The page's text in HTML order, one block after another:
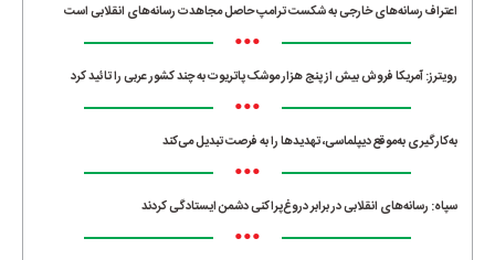
اعتراف رسانه‌های خارجی به شکست ترامپ حاصل مجاهدت رسانه‌های انقلابی است
•••
رویترز: آمریکا فروش بیش از پنج هزار موشک پاتریوت به چند کشور عربی را تائید کرد
•••
به‌کارگیری به‌موقع دیپلماسی، تهدیدها را به فرصت تبدیل می‌کند
•••
سپاه: رسانه‌های انقلابی در برابر دروغ‌پراکنی دشمن ایستادگی کردند
•••